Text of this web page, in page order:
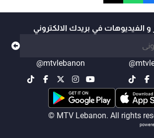
و الفيديوهات في بريدك الالكتروني
@mtvlebanon
© MTV Lebanon. All rights